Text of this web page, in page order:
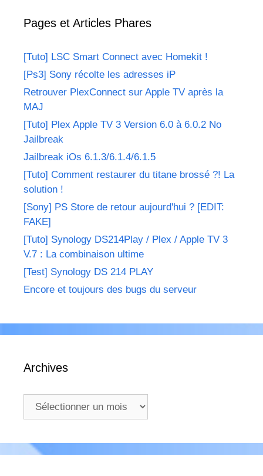
Pages et Articles Phares
[Tuto] LSC Smart Connect avec Homekit !
[Ps3] Sony récolte les adresses iP
Retrouver PlexConnect sur Apple TV après la
MAJ
[Tuto] Plex Apple TV 3 Version 6.0 à 6.0.2 No
Jailbreak
Jailbreak iOs 6.1.3/6.1.4/6.1.5
[Tuto] Comment restaurer du titane brossé ?! La
solution !
[Sony] PS Store de retour aujourd'hui ? [EDIT:
FAKE]
[Tuto] Synology DS214Play / Plex / Apple TV 3
V.7 : La combinaison ultime
[Test] Synology DS 214 PLAY
Encore et toujours des bugs du serveur
Archives
Archives